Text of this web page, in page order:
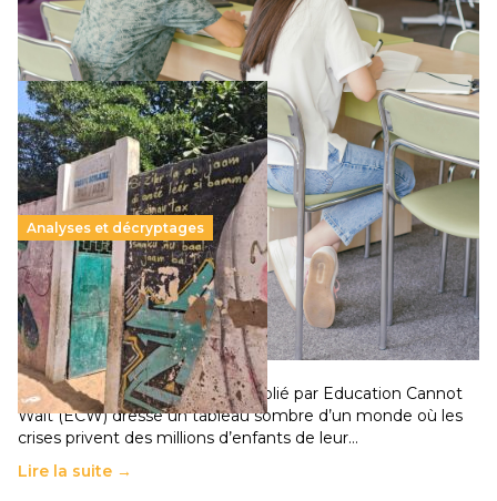
Lire la suite →
Analyses et décryptages
258 millions d’enfants victimes de la guerre, des
chocs climatiques et des déplacements de
population
11 juillet 2026-National
Un nouveau rapport mondial publié par Education Cannot
Wait (ECW) dresse un tableau sombre d’un monde où les
crises privent des millions d’enfants de leur…
Lire la suite →